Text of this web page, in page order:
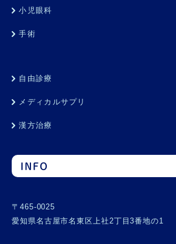
小児眼科
手術
自由診療
メディカルサプリ
漢方治療
INFO
〒465-0025
愛知県名古屋市名東区上社2丁目3番地の1